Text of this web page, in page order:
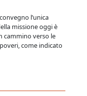
l’unica
missione oggi è
cammino verso le
come indicato